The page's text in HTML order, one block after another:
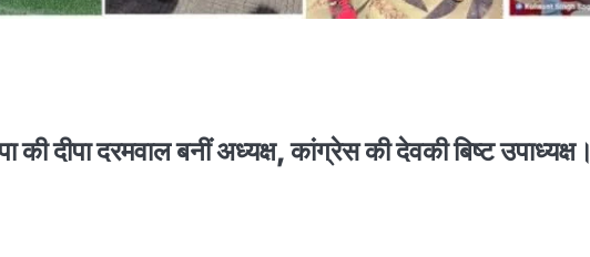
दीपा दरमवाल बनीं अध्यक्ष, कांग्रेस की देवकी बिष्ट उपाध्यक्ष।